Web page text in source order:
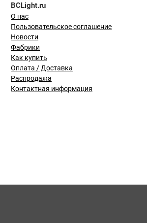
BCLight.ru
О нас
Пользовательское соглашение
Новости
Фабрики
Как купить
Оплата / Доставка
Распродажа
Контактная информация